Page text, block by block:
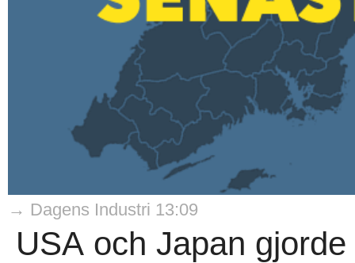
→ Dagens Industri 13:09
USA och Japan